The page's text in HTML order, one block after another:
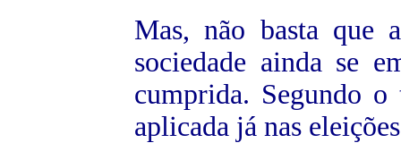
Mas, não basta que
sociedade ainda se
cumprida. Segundo
aplicada já nas